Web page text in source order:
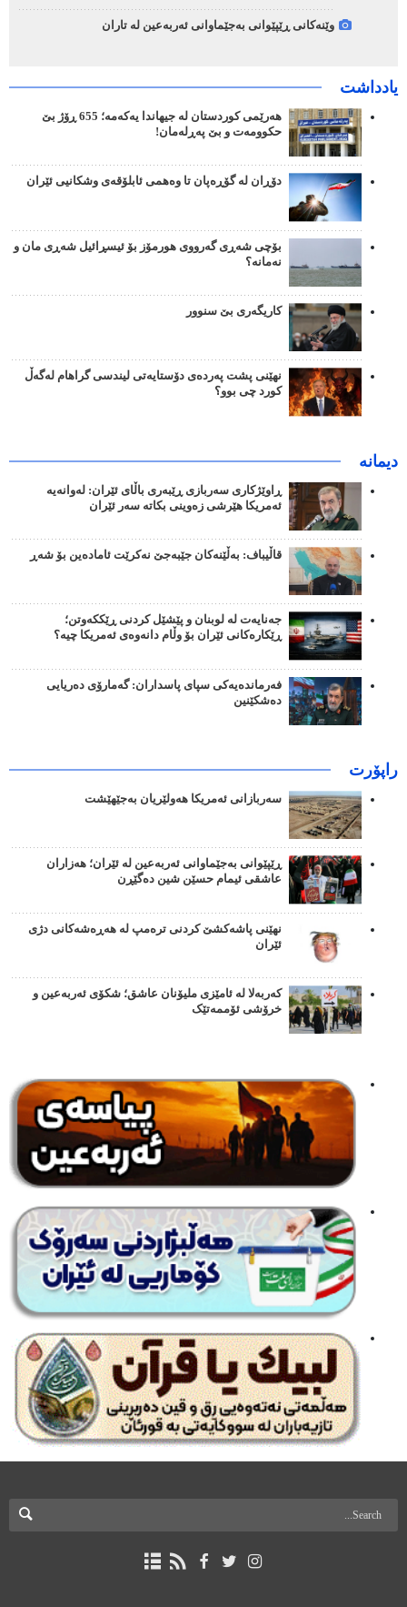
وێنەکانی ڕێپێوانی بەجێماوانی ئەربەعین لە تاران
یادداشت
هەرێمی کوردستان لە جیهاندا یەکەمە؛ 655 ڕۆژ بێ
حکوومەت و بێ پەڕلەمان!
دۆڕان لە گۆڕەپان تا وەهمی ئابلۆقەی وشکانیی ئێران
بۆچی شەڕی گەرووی هورمۆز بۆ ئیسڕائیل شەڕی مان و
نەمانە؟
کاریگەری بێ سنوور
نهێنی پشت پەردەی دۆستایەتی لیندسی گراهام لەگەڵ
کورد چی بوو؟
دیمانە
ڕاوێژکاری سەربازی ڕێبەری باڵای ئێران: لەوانەیە
ئەمریکا هێرشی زەوینی بکاتە سەر ئێران
قاڵیباف: بەڵێنەکان جێبەجێ نەکرێت ئامادەین بۆ شەڕ
جەنایەت لە لوبنان و پێشێل کردنی ڕێککەوتن؛
ڕێکارەکانی ئێران بۆ وڵام دانەوەی ئەمریکا چیە؟
فەرماندەیەکی سپای پاسداران: گەمارۆی دەریایی
دەشکێنین
راپۆرت
سەربازانی ئەمریکا هەولێریان بەجێهێشت
ڕێپێوانی بەجێماوانی ئەربەعین لە ئێران؛ هەزاران
عاشقی ئیمام حسێن شین دەگێڕن
نهێنی پاشەکشێ کردنی ترەمپ لە هەڕەشەکانی دژی
ئێران
کەربەلا لە ئامێزی ملیۆنان عاشق؛ شکۆی ئەربەعین و
خرۆشی ئۆممەتێک